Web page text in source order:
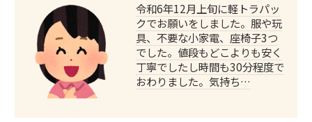
令和6年12月上旬に軽トラパッ
クでお願いをしました。服や玩
具、不要な小家電、座椅子3つ
でした。値段もどこよりも安く
丁寧でしたし時間も30分程度で
おわりました。気持ち…